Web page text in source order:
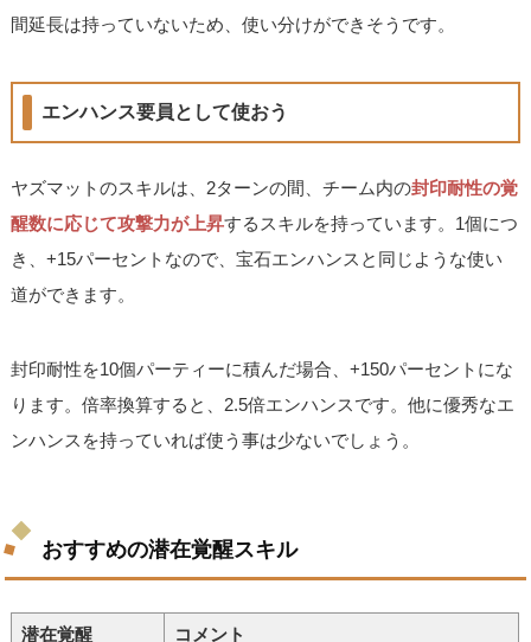
間延長は持っていないため、使い分けができそうです。
エンハンス要員として使おう
ヤズマットのスキルは、2ターンの間、チーム内の封印耐性の覚
醒数に応じて攻撃力が上昇するスキルを持っています。1個につ
き、+15パーセントなので、宝石エンハンスと同じような使い
道ができます。
封印耐性を10個パーティーに積んだ場合、+150パーセントにな
ります。倍率換算すると、2.5倍エンハンスです。他に優秀なエ
ンハンスを持っていれば使う事は少ないでしょう。
おすすめの潜在覚醒スキル
潜在覚醒 コメント